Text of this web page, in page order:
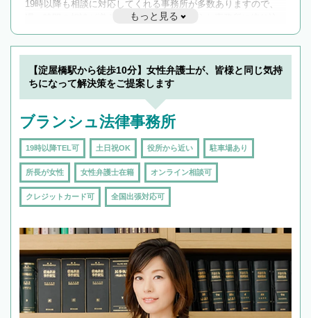
19時以降も相談に対応してくれる事務所が多数ありますので、
遅い時間の相談が増えそうな場合はそのような事務所に絞り込
んで検索してみましょう。
19時以降TEL可の条件
を加えて再検索
もっと見る
【淀屋橋駅から徒歩10分】女性弁護士が、皆様と同じ気持
ちになって解決策をご提案します
ブランシュ法律事務所
19時以降TEL可 土日祝OK 役所から近い 駐車場あり
所長が女性 女性弁護士在籍 オンライン相談可
クレジットカード可 全国出張対応可